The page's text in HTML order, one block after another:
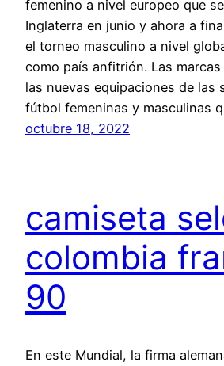
femenino a nivel europeo que
Inglaterra en junio y ahora a
el torneo masculino a nivel
como país anfitrión. Las
las nuevas equipaciones de las
fútbol femeninas y masculinas
octubre 18, 2022
camiseta
colombia
90
En este Mundial, la firma